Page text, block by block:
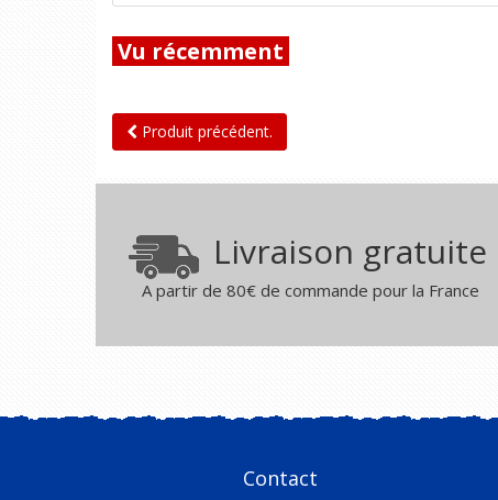
Vu récemment
Produit précédent.
Livraison gratuite
A partir de 80€ de commande pour la France
Contact